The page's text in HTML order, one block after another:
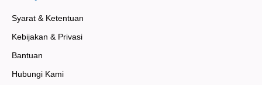
Syarat & Ketentuan
Kebijakan & Privasi
Bantuan
Hubungi Kami